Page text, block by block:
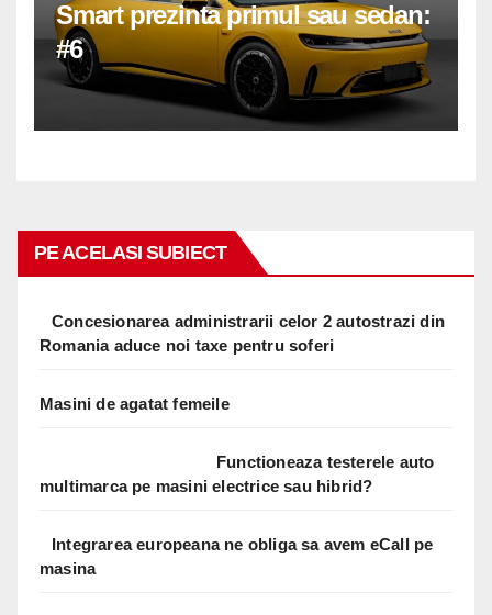
Smart prezinta primul sau sedan:
#6
PE ACELASI SUBIECT
Concesionarea administrarii celor 2 autostrazi din
Romania aduce noi taxe pentru soferi
Masini de agatat femeile
Functioneaza testerele auto
multimarca pe masini electrice sau hibrid?
Integrarea europeana ne obliga sa avem eCall pe
masina